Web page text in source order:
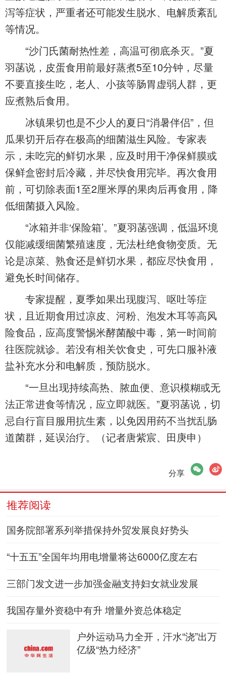
泻等症状，严重者还可能发生脱水、电解质紊乱
等情况。
“沙门氏菌耐热性差，高温可彻底杀灭。”夏
羽菡说，皮蛋食用前最好蒸煮5至10分钟，尽量
不要直接生吃，老人、小孩等肠胃虚弱人群，更
应煮熟后食用。
冰镇果切也是不少人的夏日“消暑伴侣”，但
瓜果切开后存在极高的细菌滋生风险。专家表
示，未吃完的鲜切水果，应及时用干净保鲜膜或
保鲜盒密封后冷藏，并尽快食用完毕。再次食用
前，可切除表面1至2厘米厚的果肉后再食用，降
低细菌摄入风险。
“冰箱并非‘保险箱’。”夏羽菡强调，低温环境
仅能减缓细菌繁殖速度，无法杜绝食物变质。无
论是凉菜、熟食还是鲜切水果，都应尽快食用，
避免长时间储存。
专家提醒，夏季如果出现腹泻、呕吐等症
状，且近期食用过凉皮、河粉、泡发木耳等高风
险食品，应高度警惕米酵菌酸中毒，第一时间前
往医院就诊。若没有相关饮食史，可先口服补液
盐补充水分和电解质，预防脱水。
“一旦出现持续高热、脓血便、意识模糊或无
法正常进食等情况，应立即就医。”夏羽菡说，切
忌自行盲目服用抗生素，以免因用药不当扰乱肠
道菌群，延误治疗。（记者唐紫宸、田庚申）
分享
微信微博
推荐阅读
国务院部署系列举措保持外贸发展良好势头
“十五五”全国年均用电增量将达6000亿度左右
三部门发文进一步加强金融支持妇女就业发展
我国存量外资稳中有升 增量外资总体稳定
户外运动马力全开，汗水“浇”出万
亿级“热力经济”